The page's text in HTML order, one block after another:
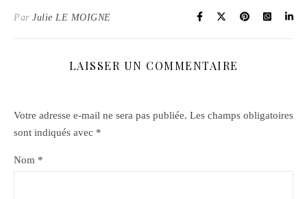
Par Julie LE MOIGNE
LAISSER UN COMMENTAIRE
Votre adresse e-mail ne sera pas publiée. Les champs obligatoires
sont indiqués avec *
Nom *